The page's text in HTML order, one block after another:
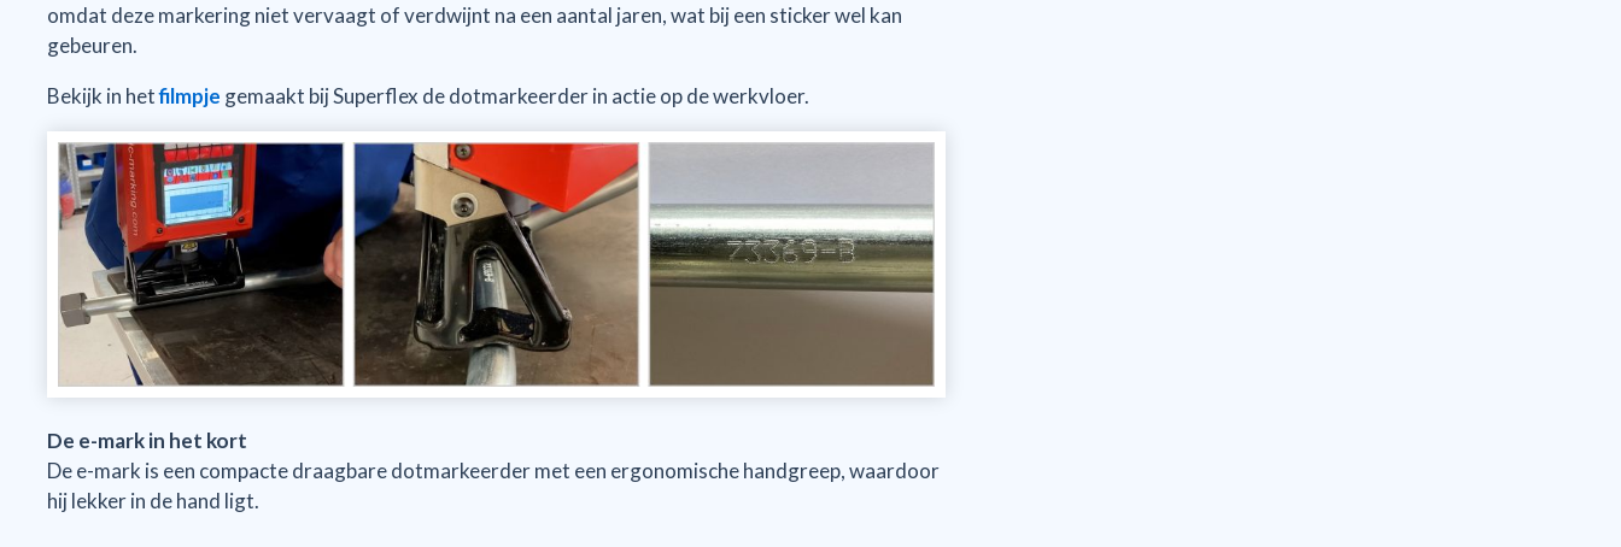
omdat deze markering niet vervaagt of verdwijnt na een aantal jaren, wat bij een sticker wel kan
gebeuren.
Bekijk in hetfilmpje gemaakt bij Superflex de dotmarkeerder in actie op de werkvloer.
De e-mark in het kort
De e-mark is een compacte draagbare dotmarkeerder met een ergonomische handgreep, waardoor
hij lekker in de hand ligt.